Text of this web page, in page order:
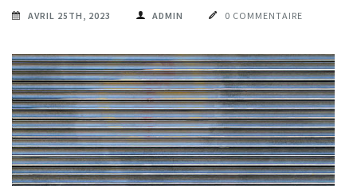
AVRIL 25TH, 2023 ADMIN 0 COMMENTAIRE